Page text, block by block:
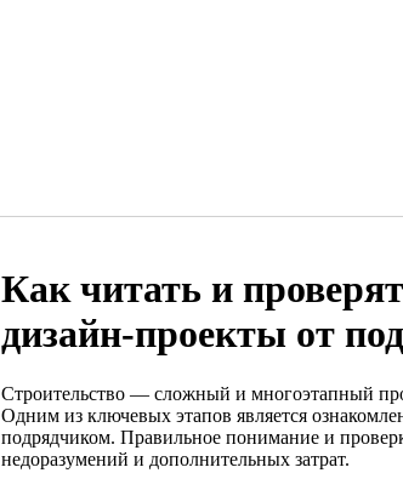
Как читать и
дизайн-проекты от
Строительство — сложный и многоэтапный
Одним из ключевых этапов является
подрядчиком. Правильное понимание и
недоразумений и дополнительных затрат.